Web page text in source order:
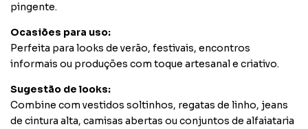
pingente.
Ocasiões para uso:
Perfeita para looks de verão, festivais, encontros
informais ou produções com toque artesanale criativo.
Sugestão de looks:
Combine com vestidos soltinhos, regatas de linho, jeans
de cintura alta, camisas abertas ou conjuntos de alfaiataria